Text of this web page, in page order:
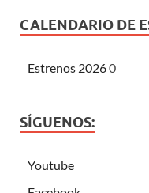
CALENDARIO DE
Estrenos 20260
SÍGUENOS:
Youtube